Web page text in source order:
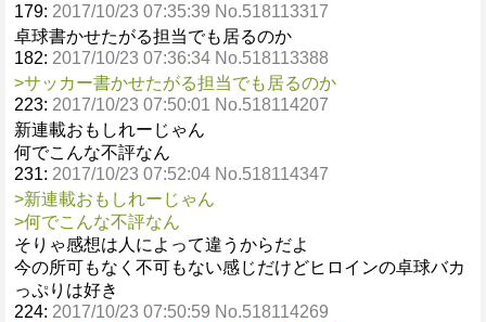
179: 2017/10/23 07:35:39 No.518113317
卓球書かせたがる担当でも居るのか
182: 2017/10/23 07:36:34 No.518113388
>サッカー書かせたがる担当でも居るのか
223: 2017/10/23 07:50:01 No.518114207
新連載おもしれーじゃん
何でこんな不評なん
231: 2017/10/23 07:52:04 No.518114347
>新連載おもしれーじゃん
>何でこんな不評なん
そりゃ感想は人によって違うからだよ
今の所可もなく不可もない感じだけどヒロインの卓球バカ
っぷりは好き
224: 2017/10/23 07:50:59 No.518114269